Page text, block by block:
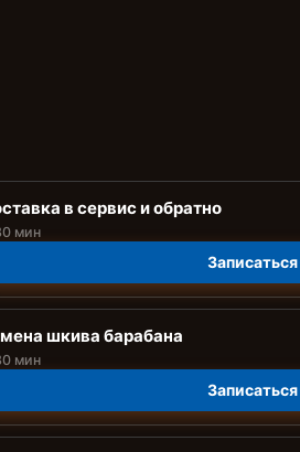
в сервис и обратно
мин
Записаться
шкива барабана
мин
Записаться